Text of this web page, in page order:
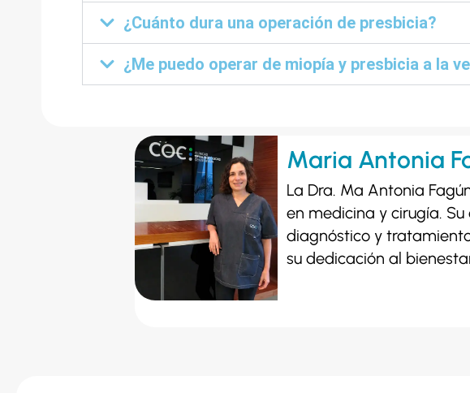
¿Cuánto dura una operación de presbicia?
¿Me puedo operar de miopía y presbicia a la
Maria Antonia
La Dra. Mª Antonia
en medicina y cirugía.
diagnóstico y
su dedicación al